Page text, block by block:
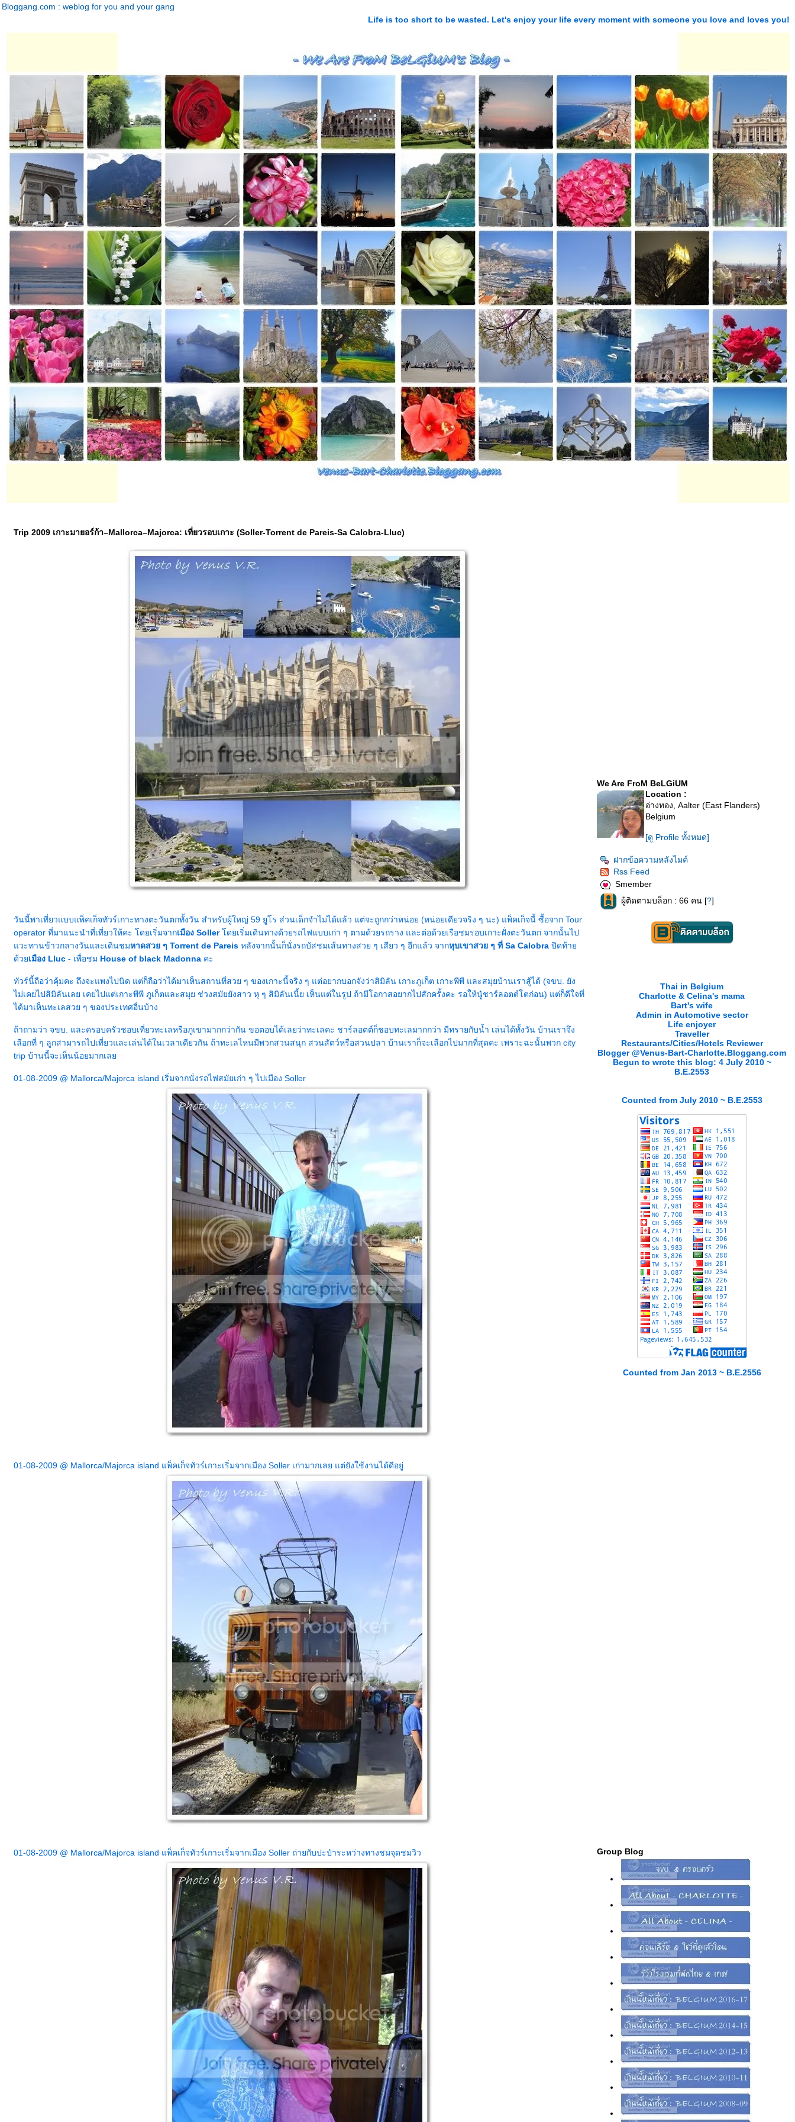
Bloggang.com : weblog for you and your gang
Life is too short to be wasted. Let's enjoy your life every moment with someone you love and loves you!
Trip 2009 เกาะมายอร์ก้า–Mallorca–Majorca: เที่ยวรอบเกาะ (Soller-Torrent de Pareis-Sa Calobra-Lluc)
วันนี้พาเที่ยวแบบแพ็คเก็จทัวร์เกาะทางตะวันตกทั้งวัน สำหรับผู้ใหญ่ 59 ยูโร ส่วนเด็กจำไม่ได้แล้ว แต่จะถูกกว่าหน่อย (หน่อยเดียวจริง ๆ นะ) แพ็คเก็จนี้ ซื้อจาก Tour
operator ที่มาแนะนำที่เที่ยวให้คะ โดยเริ่มจากเมือง Sollerดยเริ่มเดินทางด้วยรถไฟแบบเก่า ๆ ตามด้วยรถราง และต่อด้วยเรือชมรอบเกาะฝั่งตะวันตก จากนั้นไป
วะทานข้าวกลางวันและเดินชมหาดสวย ๆ Torrent de Pareis หลังจากนั้นก็นั่งรถบัสชมเส้นทางสวย ๆ เสียว ๆ อีกแล้ว จากหุบเขาสวย ๆ ที่ Sa Calobra ปิดท้า
ด้วเมือง Lluc - เพื่อชม House of black Madonna คะ
ทัวร์นี้ถือว่าคุ้มคะ ถึงจะแพงไปนิด แต่ก็ถือว่าได้มาเห็นสถานที่สวย ๆ ของเกาะนี้จริง ๆ แต่อยากบอกจังว่าสิมิลัน เกาะภูเก็ต เกาะพีพี และสมุยบ้านเราสู้ได้ (จขบ. ยัง
ไม่เคยไปสิมิลันเลย เคยไปแต่เกาะพีพี ภูเก็ตและสมุย ช่วงสมัยยังสาว หุ ๆ สิมิลันเนี้ย เห็นแต่ในรูป ถ้ามีโอกาสอยากไปสักครั้งคะ รอให้นู๋ชาร์ลอตต์โตก่อน) แต่ก็ดีใจที่
ได้มาเห็นทะเลสวย ๆ ของประเทศอื่นบ้าง
ถ้าถามว่า จขบ. และครอบครัวชอบเที่ยวทะเลหรือภูเขามากกว่ากัน ขอตอบได้เลยว่าทะเลคะ ชาร์ลอตต์ก็ชอบทะเลมากกว่า มีทรายกับน้ำ เล่นได้ทั้งวัน บ้านเราจึง
เลือกที่ ๆ ลูกสามารถไปเที่ยวและเล่นได้ในเวลาเดียวกัน ถ้าทะเลไหนมีพวกสวนสนุก สวนสัตว์หรือสวนปลา บ้านเราก็จะเลือกไปมากที่สุดคะ เพราะฉะนั้นพวก city
trip บ้านนี้จะเห็นน้อยมากเล
01-08-2009 @ Mallorca/Majorca island เริ่มจากนั่งรถไฟสมัยเก่า ๆ ไปเมือง Soller
01-08-2009 @ Mallorca/Majorca island แพ็คเก็จทัวร์เกาะเริ่มจากเมือง Soller เก่ามากเลย แต่ยังใช้งานได้ดีอยู่
01-08-2009 @ Mallorca/Majorca island แพ็คเก็จทัวร์เกาะเริ่มจากเมือง Soller ถ่ายกับปะป๋าระหว่างทางชมจุดชมวิว
We Are FroM BeLGiUM
Location :
อ่างทอง, Aalter (East Flanders)
Belgium
[ดู Profile ทั้งหมด]
ฝากข้อความหลังไมค์
Rss Feed
Smember
ผู้ติดตามบล็อก : 66 คน [?]
Thai in Belgium
Charlotte & Celina's mama
Bart's wife
Admin in Automotive sector
Life enjoyer
Traveller
Restaurants/Cities/Hotels Reviewer
Blogger @Venus-Bart-Charlotte.Bloggang.com
Begun to wrote this blog: 4 July 2010 ~
B.E.2553
Counted from July 2010 ~ B.E.2553
Counted from Jan 2013 ~ B.E.2556
Group Blog